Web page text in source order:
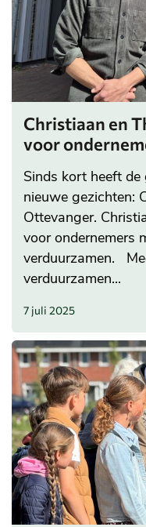
Christiaan en
voor
Sinds kort heeft
nieuwe gezichten:
Ottevanger.
voor ondernemers
verduurzamen.
verduurzamen...
7 juli 2025